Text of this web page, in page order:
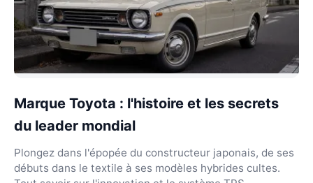
Marque Toyota : l'histoire et les secrets
du leader mondial
Plongez dans l'épopée du constructeur japonais, de ses
débuts dans le textile à ses modèles hybrides cultes.